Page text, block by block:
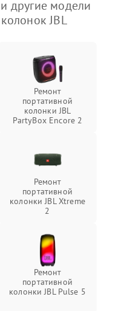
другие модели
JBL
Ремонт
портативной
колонки JBL
PartyBox Encore 2
Ремонт
портативной
колонки JBL Xtreme
2
Ремонт
портативной
колонки JBL Pulse 5